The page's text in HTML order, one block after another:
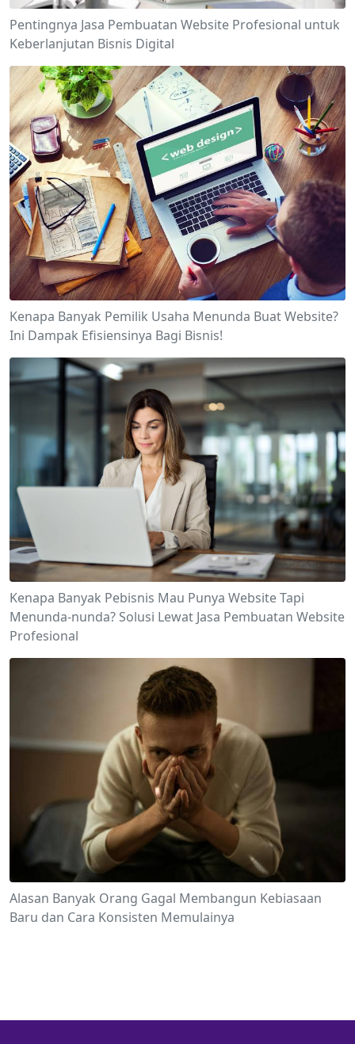
Pentingnya Jasa Pembuatan Website Profesional untuk
Keberlanjutan Bisnis Digital
Kenapa Banyak Pemilik Usaha Menunda Buat Website?
Ini Dampak Efisiensinya Bagi Bisnis!
Kenapa Banyak Pebisnis Mau Punya Website Tapi
Menunda-nunda? Solusi Lewat Jasa Pembuatan Website
Profesional
Alasan Banyak Orang Gagal Membangun Kebiasaan
Baru dan Cara Konsisten Memulainya